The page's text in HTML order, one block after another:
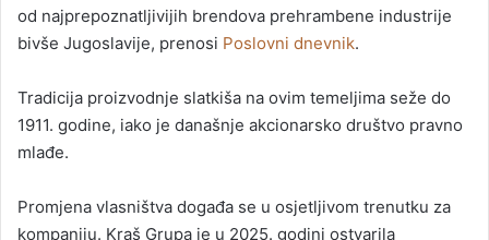
od najprepoznatljivijih brendova prehrambene industrije
bivše Jugoslavije, prenosi Poslovni dnevnik.
Tradicija proizvodnje slatkiša na ovim temeljima seže do
1911. godine, iako je današnje akcionarsko društvo pravno
mlađe.
Promjena vlasništva događa se u osjetljivom trenutku za
kompaniju. Kraš Grupa je u 2025. godini ostvarila